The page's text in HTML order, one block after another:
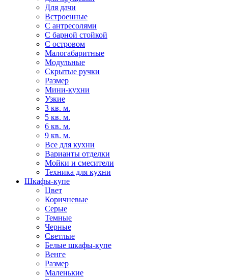
Для дачи
Встроенные
С антресолями
С барной стойкой
С островом
Малогабаритные
Модульные
Скрытые ручки
Размер
Мини-кухни
Узкие
3 кв. м.
5 кв. м.
6 кв. м.
9 кв. м.
Все для кухни
Варианты отделки
Мойки и смесители
Техника для кухни
Шкафы-купе
Цвет
Коричневые
Серые
Темные
Черные
Светлые
Белые шкафы-купе
Венге
Размер
Маленькие